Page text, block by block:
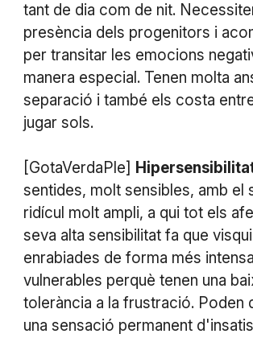
tant de dia com de nit.
presència dels progenitors i
per transitar les emocions
manera especial. Tenen molta
separació i també els costa
jugar sols.
[GotaVerdaPle]
sentides, molt sensibles, amb el
ridícul molt ampli, a qui tot els
seva alta sensibilitat fa que
enrabiades de forma més
vulnerables perquè tenen una
tolerància a la frustració. Poden
una sensació permanent